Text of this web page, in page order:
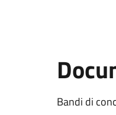
Bandi di